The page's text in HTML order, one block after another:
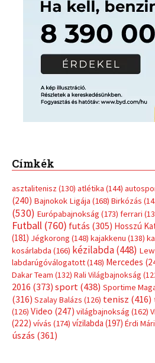
Címkék
asztalitenisz (130) atlétika (144)
(240) Bajnokok Ligája (168) Birkózás
(530) Európabajnokság (173) ferrari
Futball (760) futás (305) Hosszú
(181) Jégkorong (148) kajakkenu (138)
kosárlabda (166) kézilabda(448)
labdarúgóválogatott(148) Mercedes
Dakar Team (132) Rali Világbajnokság
2016 (373) sport(438) Sportime
(316) Szalay Balázs (126) tenisz (416)
(126) Video (247) világbajnokság (162)
(222) vívás (174) vízilabda (197) Érdi
úszás (361)